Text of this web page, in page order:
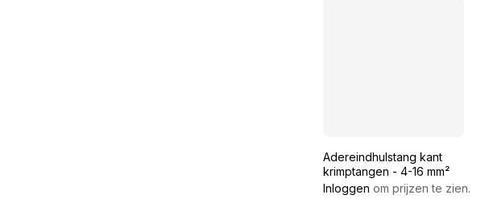
Adereindhulstang kant
krimptangen - 4-16 mm²
Inloggen om prijzen te zien.